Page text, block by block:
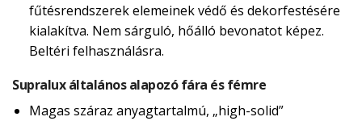
fűtésrendszerek elemeinek védő és dekorfestésére
kialakítva. Nem sárguló, hőálló bevonatot képez.
Beltéri felhasználásra.
Supralux általános alapozó fára és fémre
Magas száraz anyagtartalmú, „high-solid”